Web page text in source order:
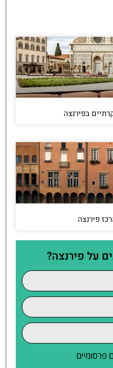
פירנצה
על פירנצה?
פרסומיים